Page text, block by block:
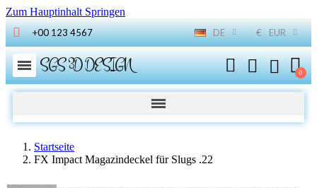
Zum Hauptinhalt Springen
+00 123 4567 DE € EUR
SGS 3D DESIGN
Startseite
FX Impact Magazindeckel für Slugs .22